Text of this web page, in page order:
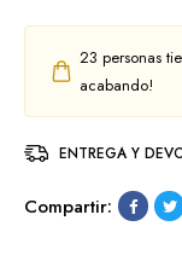
23 personas
acabando!
ENTREGA Y
Compartir: